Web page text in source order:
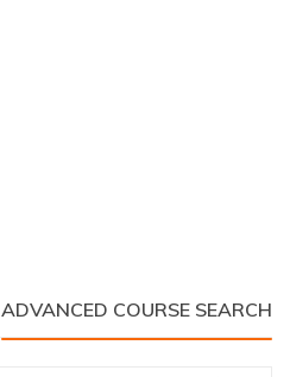
ADVANCED COURSE SEARCH